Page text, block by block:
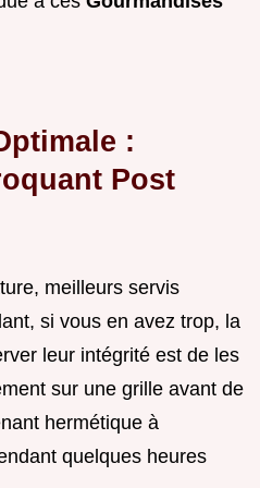
:
Post
meilleurs servis
si vous en avez trop, la
leur intégrité est de les
sur une grille avant de
hermétique à
quelques heures